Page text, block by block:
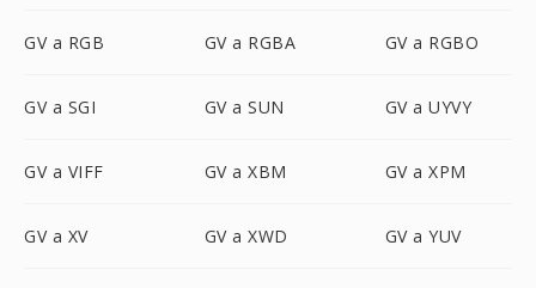
GV a RGB GV a RGBA GV a RGBO
GV a SGI GV a SUN GV a UYVY
GV a VIFF GV a XBM GV a XPM
GV a XV GV a XWD GV a YUV